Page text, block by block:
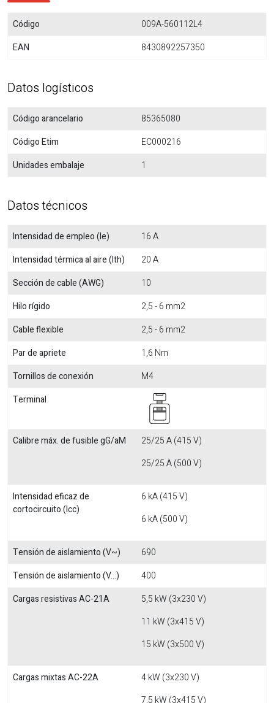
Código
009A-560112L4
EAN
8430892257350
Datos logísticos
Código arancelario
85365080
Código Etim
EC000216
Unidades embalaje
1
Datos técnicos
Intensidad de empleo (Ie)
16 A
Intensidad térmica al aire (Ith)
20 A
Sección de cable (AWG)
10
Hilo rígido
2,5 - 6 mm2
Cable flexible
2,5 - 6 mm2
Par de apriete
1,6 Nm
Tornillos de conexión
M4
Terminal
Calibre máx. de fusible gG/aM
25/25 A (415 V)
25/25 A (500 V)
Intensidad eficaz de
cortocircuito (Icc)
6 kA (415 V)
6 kA (500 V)
Tensión de aislamiento (V~)
690
Tensión de aislamiento (V...)
400
Cargas resistivas AC-21A
5,5 kW (3x230 V)
11 kW (3x415 V)
15 kW (3x500 V)
Cargas mixtas AC-22A
4 kW (3x230 V)
7,5 kW (3x415 V)